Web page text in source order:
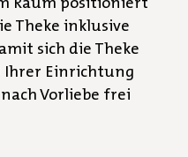
Theke inklusive
sich die Theke
Ihrer Einrichtung
Vorliebe frei